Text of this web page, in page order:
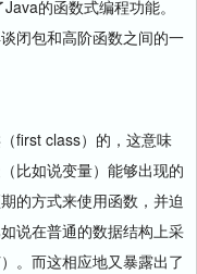
的函数式编程功能。
闭包和高阶函数之间的一
first class）的，这意味
比如说变量）能够出现的
的方式来使用函数，并迫
说在普通的数据结构上采
。而这相应地又暴露出了